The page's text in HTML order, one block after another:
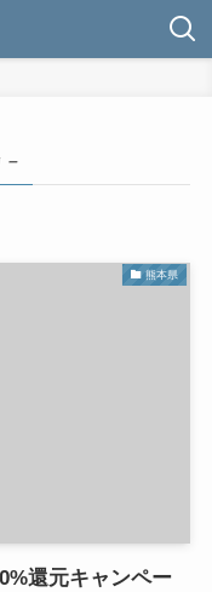
–
熊本県
還元キャンペー